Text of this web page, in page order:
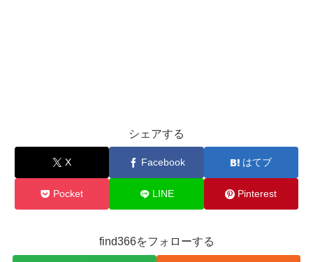
シェアする
X Facebook はてブ
Pocket LINE Pinterest
find366をフォローする